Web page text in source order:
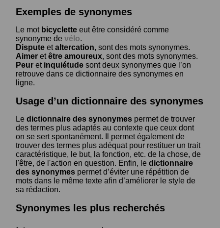
Exemples de synonymes
Le mot bicyclette eut être considéré comme
synonyme de vélo.
Dispute etaltercation, sont des mots synonymes.
Aimer etêtre amoureux, sont des mots synonymes.
Peur et inquiétude sont deux synonymes que l’on
retrouve dans ce dictionnaire des synonymes en
ligne.
Usage d’un dictionnaire des synonymes
Le dictionnaire des synonymes permet de trouver
des termes plus adaptés au contexte que ceux dont
on se sert spontanément. Il permet également de
trouver des termes plus adéquat pour restituer un trait
caractéristique, le but, la fonction, etc. de la chose, de
l'être, de l'action en question. Enfin, le dictionnaire
des synonymes permet d’éviter une répétition de
mots dans le même texte afin d’améliorer le style de
sa rédaction.
Synonymes les plus recherchés